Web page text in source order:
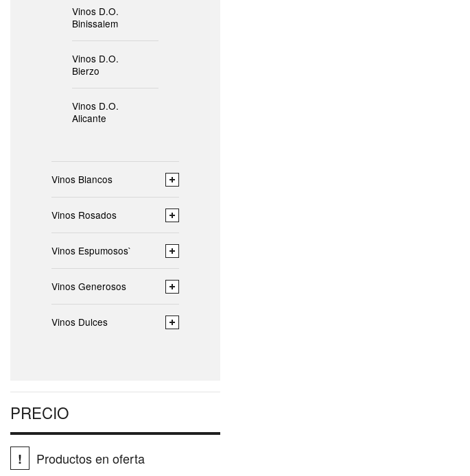
Vinos D.O.
Binissalem
Vinos D.O.
Bierzo
Vinos D.O.
Alicante
Vinos Blancos
Vinos Rosados
Vinos Espumosos`
Vinos Generosos
Vinos Dulces
PRECIO
! Productos en oferta